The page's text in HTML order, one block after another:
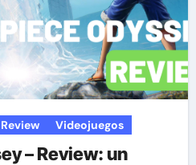
Review Videojuegos
– Review: un